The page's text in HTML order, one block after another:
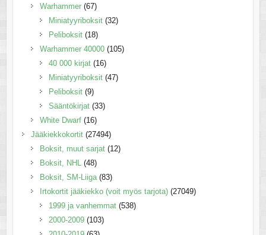
Warhammer (67)
Miniatyyriboksit (32)
Peliboksit (18)
Warhammer 40000 (105)
40 000 kirjat (16)
Miniatyyriboksit (47)
Peliboksit (9)
Sääntökirjat (33)
White Dwarf (16)
Jääkiekkokortit (27494)
Boksit, muut sarjat (12)
Boksit, NHL
(48)
Boksit, SM-Liiga (83)
Irtokortit jääkiekko (voit myös tarjota) (27049)
1999 ja vanhemmat (538)
2000-2009 (103)